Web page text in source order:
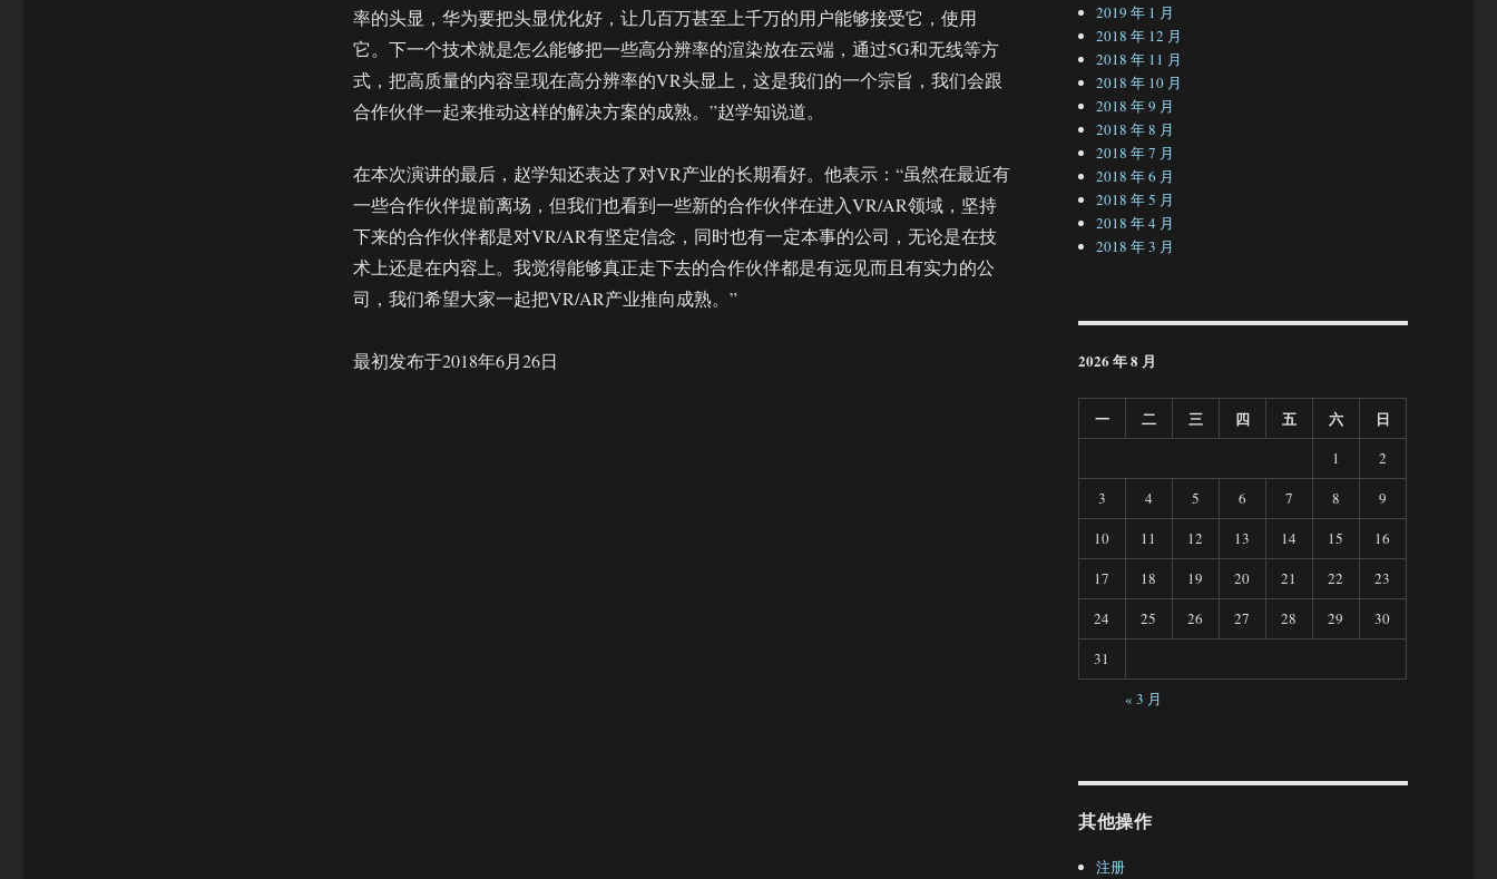
率的头显，华为要把头显优化好，让几百万甚至上千万的用户能够接受它，使用
它。下一个技术就是怎么能够把一些高分辨率的渲染放在云端，通过5G和无线等方
式，把高质量的内容呈现在高分辨率的VR头显上，这是我们的一个宗旨，我们会跟
合作伙伴一起来推动这样的解决方案的成熟。”赵学知说道。
在本次演讲的最后，赵学知还表达了对VR产业的长期看好。他表示：“虽然在最近有
一些合作伙伴提前离场，但我们也看到一些新的合作伙伴在进入VR/AR领域，坚持
下来的合作伙伴都是对VR/AR有坚定信念，同时也有一定本事的公司，无论是在技
术上还是在内容上。我觉得能够真正走下去的合作伙伴都是有远见而且有实力的公
司，我们希望大家一起把VR/AR产业推向成熟。”
最初发布于2018年6月26日
2019 年 1 月
2018 年 12 月
2018 年 11 月
2018 年 10 月
2018 年 9 月
2018 年 8 月
2018 年 7 月
2018 年 6 月
2018 年 5 月
2018 年 4 月
2018 年 3 月
2026 年 8 月
一 二 三 四 五 六 日
1
2
3
4 5 6 7 8
9
10
11 12 13 14 15
16
17
18 19 20 21 22
23
24
25 26 27 28 29
30
31
« 3 月
其他操作
注册